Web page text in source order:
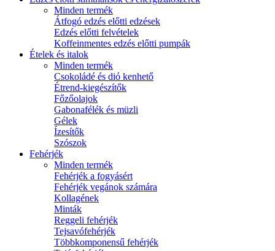
Minden termék
Átfogó edzés előtti edzések
Edzés előtti felvételek
Koffeinmentes edzés előtti pumpák
Ételek és italok
Minden termék
Csokoládé és dió kenhető
Étrend-kiegészítők
Főzőolajok
Gabonafélék és müzli
Gélek
Ízesítők
Szószok
Fehérjék
Minden termék
Fehérjék a fogyásért
Fehérjék vegánok számára
Kollagének
Minták
Reggeli fehérjék
Tejsavófehérjék
Többkomponensű fehérjék